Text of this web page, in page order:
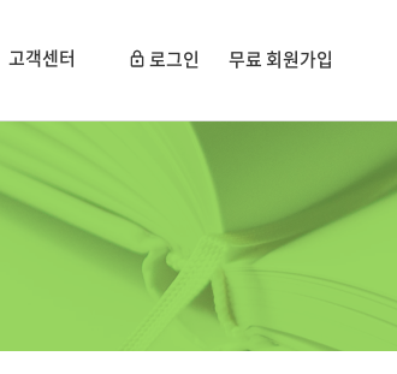
고객센터 로그인 무료 회원가입